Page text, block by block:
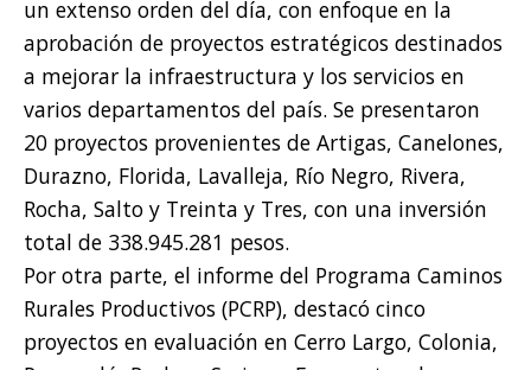
un extenso orden del día, con enfoque en la
aprobación de proyectos estratégicos destinados
a mejorar la infraestructura y los servicios en
varios departamentos del país. Se presentaron
20 proyectos provenientes de Artigas, Canelones,
Durazno, Florida, Lavalleja, Río Negro, Rivera,
Rocha, Salto y Treinta y Tres, con una inversión
total de 338.945.281 pesos.
Por otra parte, el informe del Programa Caminos
Rurales Productivos (PCRP), destacó cinco
proyectos en evaluación en Cerro Largo, Colonia,